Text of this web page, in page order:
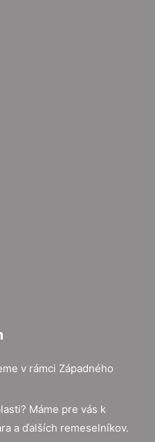
v rámci Západného
Máme pre vás k
a ďalších remeselníkov.